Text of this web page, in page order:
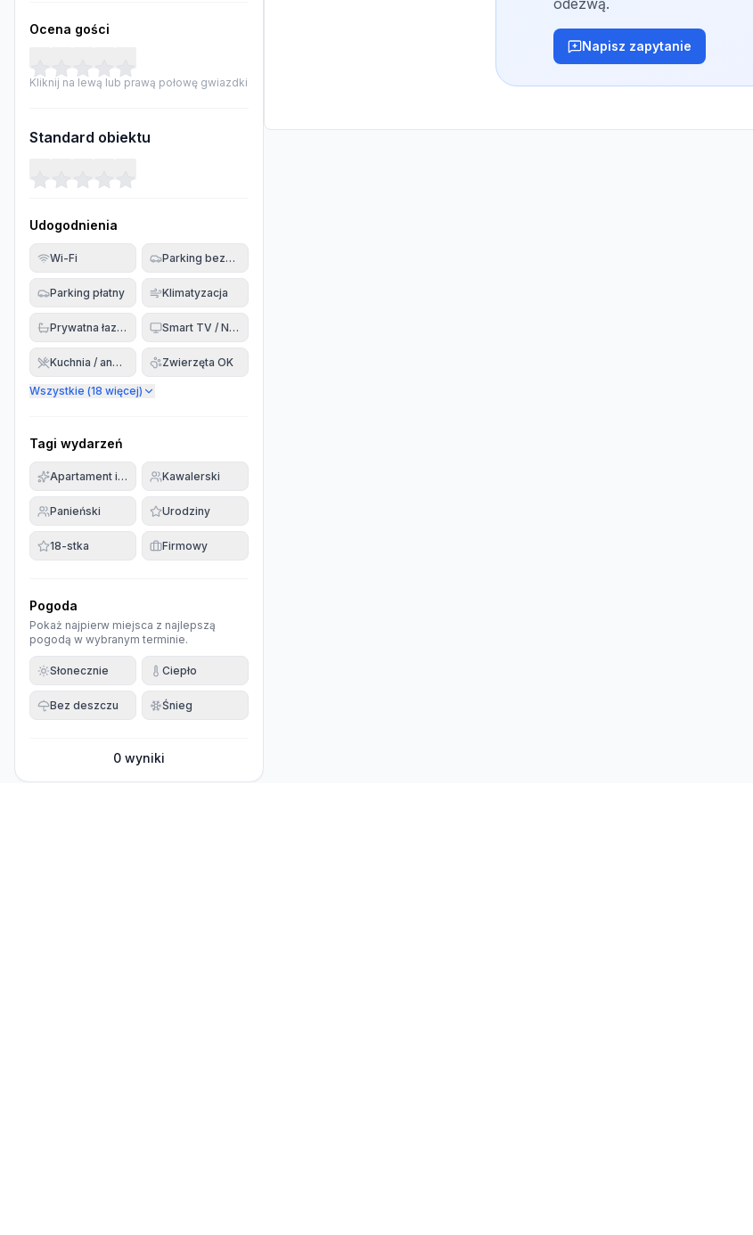
Ocena gości
Kliknij na lewą lub prawą połowę gwiazdki
Standard obiektu
Udogodnienia
Wi-Fi Parking bezpłatny
Parking płatny Klimatyzacja
Prywatna łazienka Smart TV / Netflix
Kuchnia / aneks Zwierzęta OK
Wszystkie (18 więcej)
Tagi wydarzeń
Apartament imprezowyKawalerski
Panieński Urodziny
18-stka Firmowy
Pogoda
Pokaż najpierw miejsca z najlepszą
pogodą w wybranym terminie.
Słonecznie Ciepło
Bez deszczu Śnieg
0 wyniki
odezwą.
Napisz zapytanie